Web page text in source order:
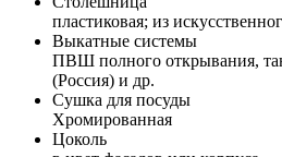
пластиковая; из
Выкатные системы
ПВШ полного открывания,
(Россия) и др.
Сушка для посуды
Хромированная
Цоколь